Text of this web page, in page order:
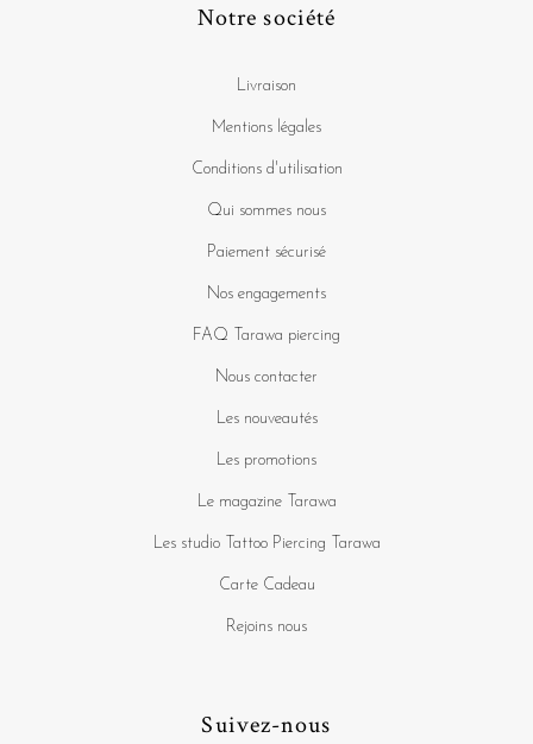
Notre société
Livraison
Mentions légales
Conditions d'utilisation
Qui sommes nous
Paiement sécurisé
Nos engagements
FAQ Tarawa piercing
Nous contacter
Les nouveautés
Les promotions
Le magazine Tarawa
Les studio Tattoo Piercing Tarawa
Carte Cadeau
Rejoins nous
Suivez-nous